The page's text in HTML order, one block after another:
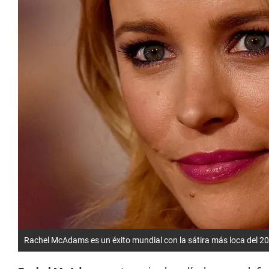
Rachel McAdams es un éxito mundial con la sátira más loca del